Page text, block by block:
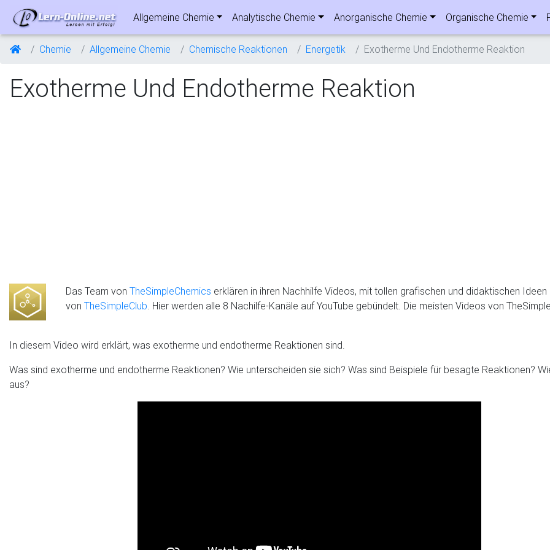
Allgemeine Chemie Analytische Chemie Anorganische Chemie Organische Chemie
Chemie Allgemeine Chemie Chemische Reaktionen Energetik Exotherme Und Endotherme Reaktion
Exotherme Und Endotherme Reaktion
Das Team von TheSimpleChemics erklären in ihren Nachhilfe Videos, mit tollen grafischen und didaktischen
von TheSimpleClub. Hier werden alle 8 Nachilfe-Kanäle auf YouTube gebündelt. Die meisten Videos von
In diesem Video wird erklärt, was exotherme und endotherme Reaktionen sind.
Was sind exotherme und endotherme Reaktionen? Wie unterscheiden sie sich? Was sind Beispiele für besagte Reaktionen?
aus?